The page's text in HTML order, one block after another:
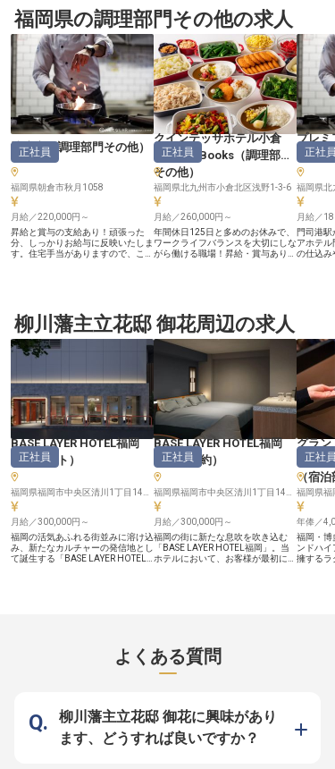
福岡県の調理部門その他の求人
清流庵（調理部門その他）
正社員
福岡県朝倉市秋月1058
月給／220,000円～
昇給と賞与の支給あり！頑張った
分、しっかりお給与に反映いたしま
す。住宅手当がありますので、これ
流庵のお料理は、九州各地から厳選
された食材をふんだんに使った本格
会席料理。こだわりをちりばめた空
間で、驚きと感動を提供していま
す。※この求人は2023年10月6日時
クインテッサホテル小倉
Comic&Books （調理部門
その他）
正社員
福岡県北九州市小倉北区浅野1-3-6
月給／260,000円～
年間休日125日と多めのお休みで、
ワークライフバランスを大切にしな
がら働ける職場！昇給・賞与あり、
業務をお任せいたします。未経験か
らの挑戦大歓迎！和食や中華、洋食
まで、さまざまな料理の経験が積め
るので、成長できる環境が整ってい
ます。※この求人は2023年4月25日
時点の情報です
プレミ
理部門
正社員
福岡県北
月給／
門司港
アホテル
の仕込み
磨ける環
や昇給・
※2023
柳川藩主立花邸 御花周辺の求人
BASE LAYER HOTEL福岡
（フロント ）
正社員
月給／300,000円～
福岡の活気あふれる街並みに溶け込
み、新たなカルチャーの発信地とし
て誕生する「BASE LAYER HOTEL
待されているかを瞬時に察する。あ
なたの魅力がそのままホテルの価値
タッフとしてイチからホテルの未来
を創る ■月給30万円以上の安定収
入！ ■産休・育休も男女共に取得実
績多数！長く働ける環境 ■グローバ
BASE LAYER HOTEL福岡
（宿泊予約）
正社員
月給／300,000円～
福岡の街に新たな息吹を吹き込む
「BASE LAYER HOTEL福岡」。当
ホテルにおいて、お客様が最初に触
ル”が、2026年春開業！★ ・オープ
ンしたばかりの施設！あなた自身が
ホテルのマニュアルに！ ・月9日休
安定収入 ・全国に展開を続ける当
社。腰を据えて幅広いキャリアを描
ける 業務の枠を超え、お客様の特
別な一日をプロデュースする。予約
グラン
（マネ
（宿泊
正社員
福岡県福
年俸／
福岡・博
ンドハ
擁するラ
たマネジ
よくある質問
柳川藩主立花邸 御花に興味があり
ます、どうすれば良いですか？